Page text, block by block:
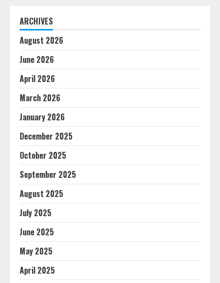
ARCHIVES
August 2026
June 2026
April 2026
March 2026
January 2026
December 2025
October 2025
September 2025
August 2025
July 2025
June 2025
May 2025
April 2025